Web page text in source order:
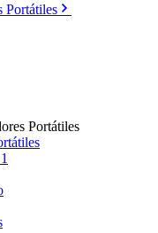
Portátiles
Portátiles